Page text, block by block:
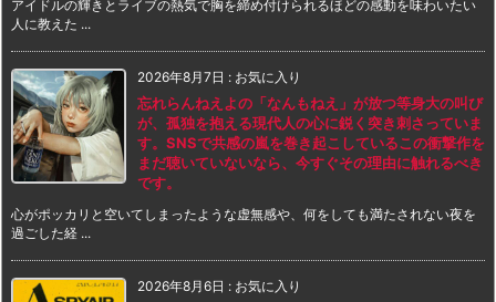
アイドルの輝きとライブの熱気で胸を締め付けられるほどの感動を味わいたい
人に教えた ...
2026年8月7日 : お気に入り
忘れらんねえよの「なんもねえ」が放つ等身大の叫び
が、孤独を抱える現代人の心に鋭く突き刺さっていま
す。SNSで共感の嵐を巻き起こしているこの衝撃作を
まだ聴いていないなら、今すぐその理由に触れるべき
です。
心がポッカリと空いてしまったような虚無感や、何をしても満たされない夜を
過ごした経 ...
2026年8月6日 : お気に入り